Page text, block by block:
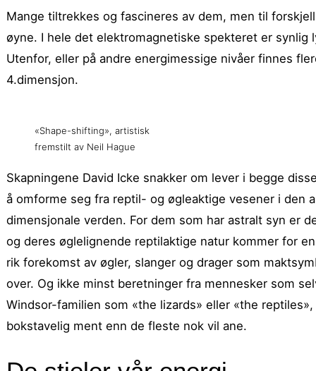
Mange tiltrekkes og fascineres av dem, men til
øyne. I hele det elektromagnetiske spekteret er
Utenfor, eller på andre energimessige nivåer finnes
4.dimensjon.
«Shape-shifting», artistisk
fremstilt av Neil Hague
Skapningene David Icke snakker om lever i begge
å omforme seg fra reptil- og øgleaktige vesener i den
dimensjonale verden. For dem som har astralt syn er
og deres øglelignende reptilaktige natur kommer for
rik forekomst av øgler, slanger og drager som
over. Og ikke minst beretninger fra mennesker som
Windsor-familien som «the lizards» eller «the
bokstavelig ment enn de fleste nok vil ane.